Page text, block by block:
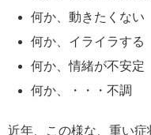
何か、動きたくない
何か、イライラする
何か、情緒が不安定
何か、・・・不調
近年、この様な、重い